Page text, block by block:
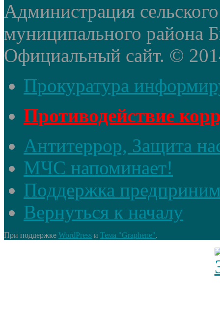
Администрация
муниципального района
Официальный сайт. ©
Прокуратура
Противодействие
Антитеррор, Защита
МЧС напоминает!
Поддержка
Вернуться к началу
При поддержке WordPress и Тема "Graphene".